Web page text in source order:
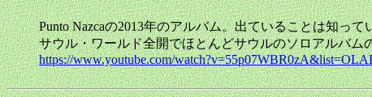
Punto Nazcaの2013年のアルバム。出ていることは知っ
サウル・ワールド全開でほとんどサウルのソロアルバ
https://www.youtube.com/